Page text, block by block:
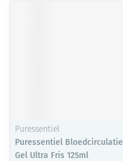
Puressentiel
Puressentiel Bloedcirculatie
Gel Ultra Fris 125ml